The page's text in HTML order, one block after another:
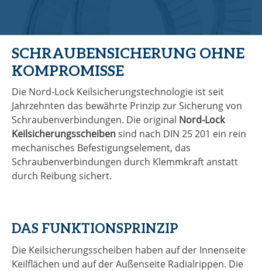
SCHRAUBENSICHERUNG OHNE
KOMPROMISSE
Die Nord-Lock Keilsicherungstechnologie ist seit
Jahrzehnten das bewährte Prinzip zur Sicherung von
Schraubenverbindungen. Die original Nord-Lock
Keilsicherungsscheibensind nach DIN 25 201 ein rein
mechanisches Befestigungselement, das
Schraubenverbindungen durch Klemmkraft anstatt
durch Reibung sichert.
DAS FUNKTIONSPRINZIP
Die Keilsicherungsscheiben haben auf der Innenseite
Keilflächen und auf der Außenseite Radialrippen. Die